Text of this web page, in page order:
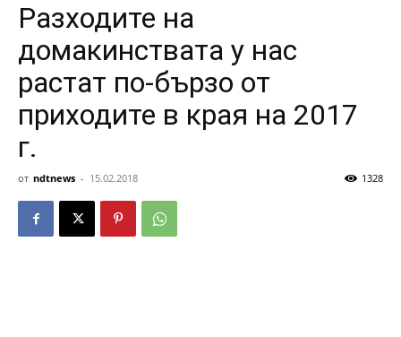
Разходите на
домакинствата у нас
растат по-бързо от
приходите в края на 2017
г.
от ndtnews - 15.02.2018 1328